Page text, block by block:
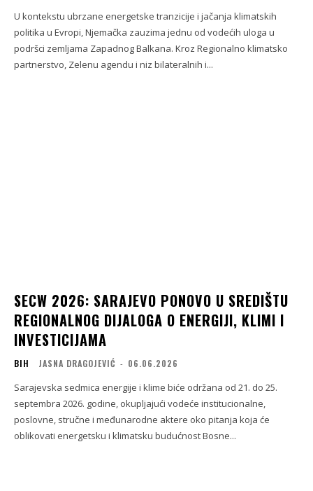
U kontekstu ubrzane energetske tranzicije i jačanja klimatskih
politika u Evropi, Njemačka zauzima jednu od vodećih uloga u
podršci zemljama Zapadnog Balkana. Kroz Regionalno klimatsko
partnerstvo, Zelenu agendu i niz bilateralnih i...
SECW 2026: SARAJEVO PONOVO U SREDIŠTU
REGIONALNOG DIJALOGA O ENERGIJI, KLIMI I
INVESTICIJAMA
BIH JASNA DRAGOJEVIĆ - 06.06.2026
Sarajevska sedmica energije i klime biće održana od 21. do 25.
septembra 2026. godine, okupljajući vodeće institucionalne,
poslovne, stručne i međunarodne aktere oko pitanja koja će
oblikovati energetsku i klimatsku budućnost Bosne...